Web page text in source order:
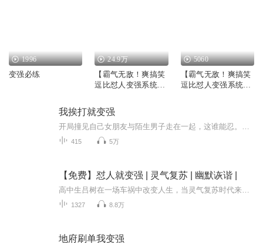
1996
变强必练
24.9万
【霸气无敌！爽搞笑
逗比怼人变强系统】
5060
【霸气无敌！爽搞笑
逗比怼人变强系统】
我挨打就变强
415 5万
【免费】怼人就变强 | 灵气复苏 | 幽默诙谐 |
1327 8.8万
地府刷单我变强